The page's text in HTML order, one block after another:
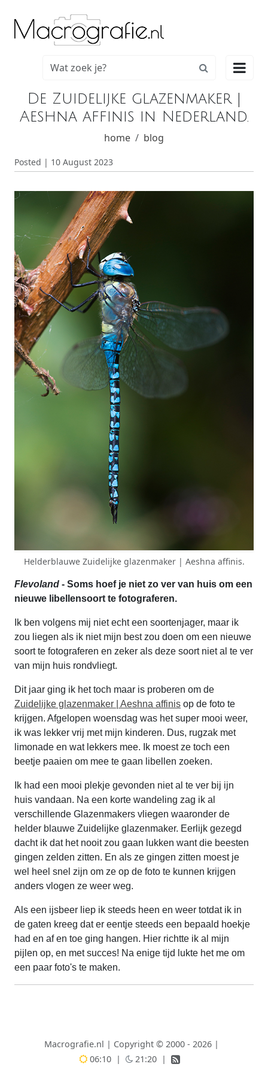

De Zuidelijke glazenmaker |
Aeshna affinis in Nederland.
home blog
Posted | 10 August 2023
Helderblauwe Zuidelijke glazenmaker | Aeshna affinis.
Flevoland - Soms hoef je niet zo ver van huis om een
nieuwe libellensoort te fotograferen.
Ik ben volgens mij niet echt een soortenjager, maar ik
zou liegen als ik niet mijn best zou doen om een nieuwe
soort te fotograferen en zeker als deze soort niet al te ver
van mijn huis rondvliegt.
Dit jaar ging ik het toch maar is proberen om de
Zuidelijke glazenmaker | Aeshna affinis op de foto te
krijgen. Afgelopen woensdag was het super mooi weer,
ik was lekker vrij met mijn kinderen. Dus, rugzak met
limonade en wat lekkers mee. Ik moest ze toch een
beetje paaien om mee te gaan libellen zoeken.
Ik had een mooi plekje gevonden niet al te ver bij ijn
huis vandaan. Na een korte wandeling zag ik al
verschillende Glazenmakers vliegen waaronder de
helder blauwe Zuidelijke glazenmaker. Eerlijk gezegd
dacht ik dat het nooit zou gaan lukken want die beesten
gingen zelden zitten. En als ze gingen zitten moest je
wel heel snel zijn om ze op de foto te kunnen krijgen
anders vlogen ze weer weg.
Als een ijsbeer liep ik steeds heen en weer totdat ik in
de gaten kreeg dat er eentje steeds een bepaald hoekje
had en af en toe ging hangen. Hier richtte ik al mijn
pijlen op, en met succes! Na enige tijd lukte het me om
een paar foto's te maken.
Macrografie.nl | Copyright © 2000 - 2026 |
06:10
| 21:20 |